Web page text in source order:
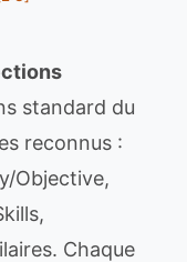
standard du
reconnus :
Objective,
Chaque